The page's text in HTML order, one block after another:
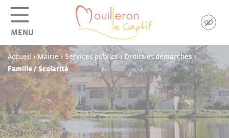
MENU
Accueil >Mairie> Services publics>Droits et démarches>
Famille / Scolarité
Panneau de gestion des cookies